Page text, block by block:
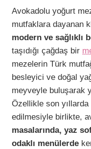
F
a
c
e
b
o
o
k
P
i
n
t
e
r
e
s
t
W
h
a
t
s
A
p
p
E
m
a
i
l
Avokadolu yoğurt
mutfaklara dayanan
modern ve sağlıklı
taşıdığı çağdaş bir
mezelerin Türk
besleyici ve doğal
meyveyle buluşarak
Özellikle son
edilmesiyle birlikte,
masalarında, yaz
odaklı menülerde